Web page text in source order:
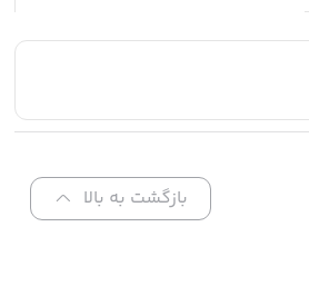
بازگشت به بالا